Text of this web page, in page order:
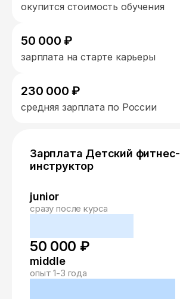
окупится стоимость обучения
50 000 ₽
зарплата на старте карьеры
230 000 ₽
средняя зарплата по России
Зарплата Детский фитнес-
инструктор
junior
сразу после курса
50 000 ₽
middle
опыт 1-3 года